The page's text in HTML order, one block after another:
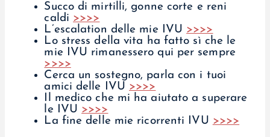
Succo di mirtilli, gonne corte e reni
caldi >>>>
L’escalation delle mie IVU >>>>
Lo stress della vita ha fatto sì che le
mie IVU rimanessero qui per sempre
>>>>
Cerca un sostegno, parla con i tuoi
amici delle IVU >>>>
Il medico che mi ha aiutato a superare
le IVU >>>>
La fine delle mie ricorrenti IVU >>>>